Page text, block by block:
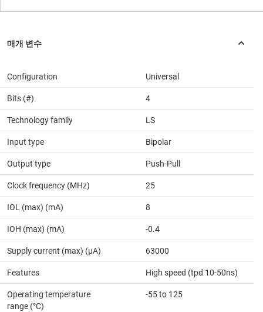
Configuration Universal
Bits (#) 4
Technology family LS
Input type Bipolar
Output type Push-Pull
Clock frequency (MHz) 25
IOL (max) (mA) 8
IOH (max) (mA) -0.4
Supply current (max) (µA) 63000
Features High speed (tpd 10-50ns)
Operating temperature
range (°C)
-55 to 125